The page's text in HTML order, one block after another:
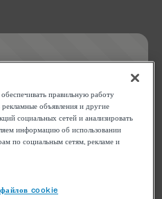
Please try refreshing the
правильную работу
рекламные объявления и другие
социальных сетей и анализировать
информацию об использовании
по социальным сетям, рекламе и
cookie